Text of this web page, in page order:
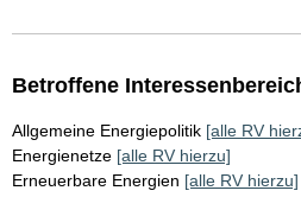
Betroffene
Allgemeine Energiepolitik [alle RV
Energienetze [alle RV hierzu]
Erneuerbare Energien [alle RV hierzu]